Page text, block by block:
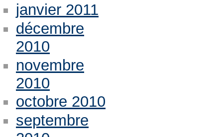
janvier 2011
décembre
2010
novembre
2010
octobre 2010
septembre